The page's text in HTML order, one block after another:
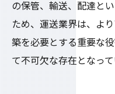
の保管、輸送、配達と
ため、運送業界は、よ
築を必要とする重要な
て不可欠な存在となって